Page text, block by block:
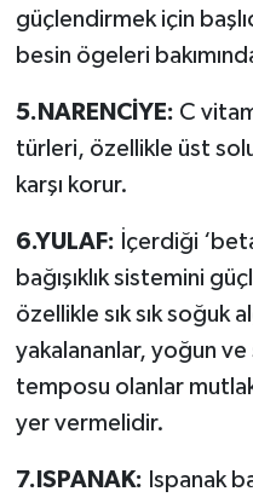
güçlendirmek için
besin ögeleri
5.NARENCİYE: C
türleri, özellikle üst
karşı korur.
6.YULAF: İçerdiği
bağışıklık sistemini
özellikle sık sık soğuk
yakalananlar, yoğun ve
temposu olanlar
yer vermelidir.
7.ISPANAK: Ispanak